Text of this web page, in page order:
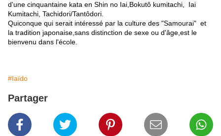
d'une cinquantaine kata en Shin no Iai,Bokutô kumitachi, Iai
Kumitachi, Tachidori/Tantôdori.
Quiconque qui serait intéressé par la culture des "Samourai" et
la tradition japonaise,sans distinction de sexe ou d'âge,est le
bienvenu dans l'école.
#Iaïdo
Partager